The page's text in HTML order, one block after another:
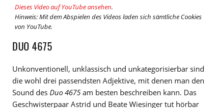
Dieses Video auf YouTube ansehen.
Hinweis: Mit dem Abspielen des Videos laden sich sämtliche Cookies
von YouTube.
DUO 4675
Unkonventionell, unklassisch und unkategorisierbar sind
die wohl drei passendsten Adjektive, mit denen man den
Sound des Duo 4675 am besten beschreiben kann. Das
Geschwisterpaar Astrid und Beate Wiesinger tut hörbar